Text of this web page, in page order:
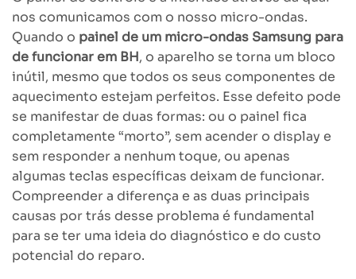
nos comunicamos com o nosso micro-ondas.
Quando o painel de um micro-ondas Samsung para
de funcionar em BH, o aparelho se torna um bloco
inútil, mesmo que todos os seus componentes de
aquecimento estejam perfeitos. Esse defeito pode
se manifestar de duas formas: ou o painel fica
completamente “morto”, sem acender o display e
sem responder a nenhum toque, ou apenas
algumas teclas específicas deixam de funcionar.
Compreender a diferença e as duas principais
causas por trás desse problema é fundamental
para se ter uma ideia do diagnóstico e do custo
potencial do reparo.